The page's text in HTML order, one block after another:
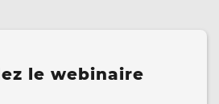
le webinaire